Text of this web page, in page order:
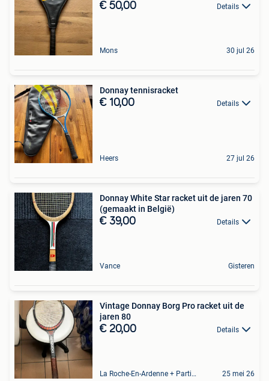
€ 50,00 Details
Mons 30 jul 26
Donnay tennisracket
€ 10,00 Details
Heers 27 jul 26
Donnay White Star racket uit de jaren 70
(gemaakt in België)
€ 39,00 Details
Vance Gisteren
Vintage Donnay Borg Pro racket uit de
jaren 80
€ 20,00 Details
La Roche-En-Ardenne + Partie De Marcourt 25 mei 26